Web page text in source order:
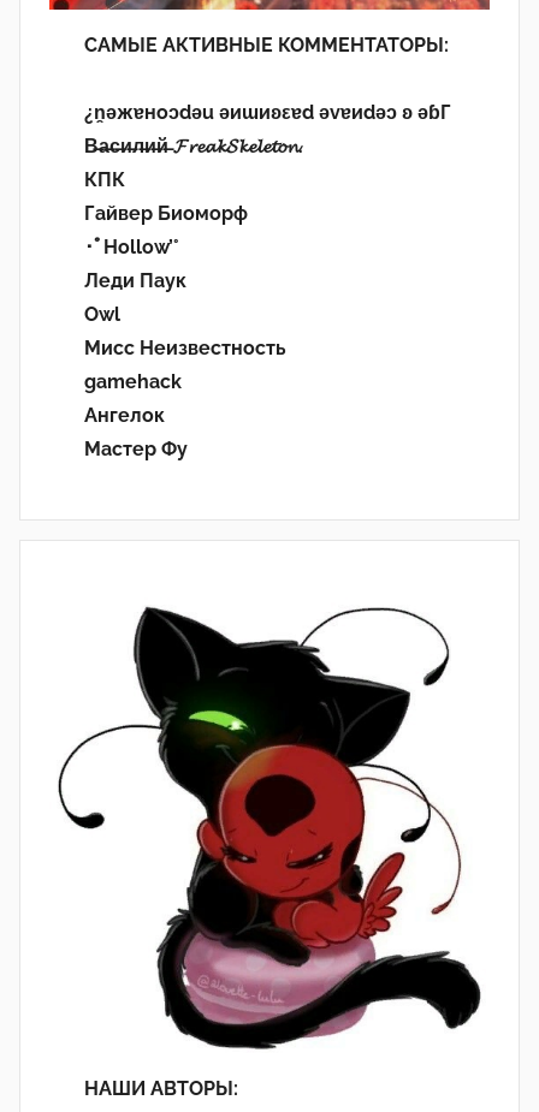
САМЫЕ АКТИВНЫЕ КОММЕНТАТОРЫ:
¿n̯ǝжɐноɔdǝu ǝиɯиʚεɐd ǝvɐиdǝɔ ʚ ǝɓГ
В̶а̶с̶и̶л̶и̶й̶ 𝓕𝓻𝓮𝓪𝓴𝓢𝓴𝓮𝓵𝓮𝓽𝓸𝓷.
КПК
Гайвер Биоморф
･ﾟHollow’°
Леди Паук
Owl
Мисс Неизвестность
gamehack
Ангелок
Мастер Фу
НАШИ АВТОРЫ: